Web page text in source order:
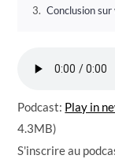
Conclusion
Podcast: Play in
4.3MB)
S'inscrire au